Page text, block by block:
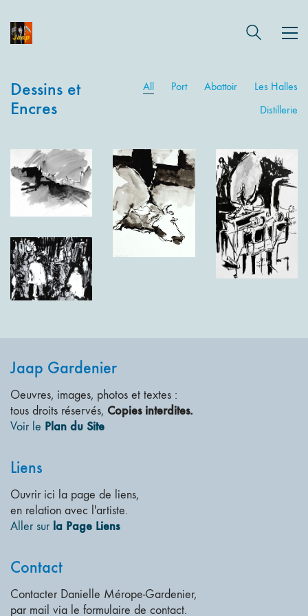
Dessins et
Encres
All Port Abattoir
Les Halles
Distillerie
Jaap Gardenier
Oeuvres, images, photos et textes :
tous droits réservés, Copies interdites.
Voir le Plan du Site
Liens
Ouvrir ici la page de liens,
en relation avec l'artiste.
Aller sur la Page Liens
Contact
Contacter Danielle Mérope-Gardenier,
par mail via le formulaire de contact.